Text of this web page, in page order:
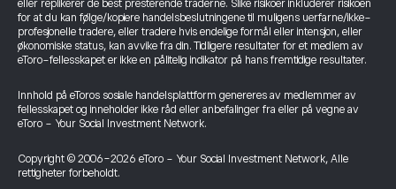
eller replikerer de best presterende traderne. Slike risikoer inkluderer risikoen
for at du kan følge/kopiere handelsbeslutningene til muligens uerfarne/ikke-
profesjonelle tradere, eller tradere hvis endelige formål eller intensjon, eller
økonomiske status, kan avvike fra din. Tidligere resultater for et medlem av
eToro-fellesskapet er ikke en pålitelig indikator på hans fremtidige resultater.
Innhold på eToros sosiale handelsplattform genereres av medlemmer av
fellesskapet og inneholder ikke råd eller anbefalinger fra eller på vegne av
eToro - Your Social Investment Network.
Copyright © 2006-2026 eToro - Your Social Investment Network, Alle
rettigheter forbeholdt.